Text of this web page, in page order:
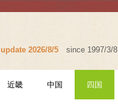
update 2026/8/5 since 1997/3/8
近畿 中国 四国